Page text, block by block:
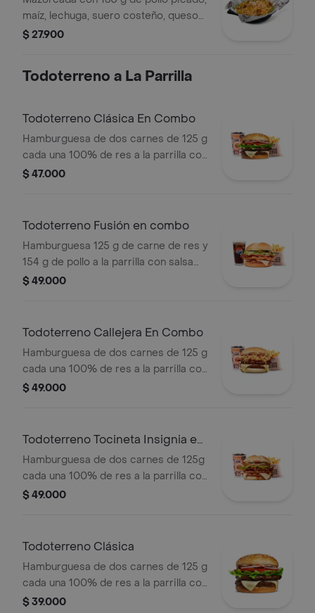
maíz, lechuga, suero costeño, queso
costeño, salsa BBQ, salsa Corral,
$ 27.900
Todoterreno a La Parrilla
Todoterreno Clásica En Combo
Hamburguesa de dos carnes de 125 g
cada una 100% de res a la parrilla con
salsa bbq, queso mozzarella, lechuga,
$ 47.000
Todoterreno Fusión en combo
Hamburguesa 125 g de carne de res y
154 g de pollo a la parrilla con salsa
BBQ, tocineta, queso mozzarella,
medianas (Corral o cascos) + bebida
$ 49.000
Todoterreno Callejera En Combo
Hamburguesa de dos carnes de 125 g
cada una 100% de res a la parrilla con
salsa bbq, tocineta, queso mozzarella,
$ 49.000
Todoterreno Tocineta Insignia en
combo
Hamburguesa de dos carnes de 125g
cada una 100% de res a la parrilla con
salsa BBQ, tocineta, queso
tomate y mostaza en pan papa +
$ 49.000
Todoterreno Clásica
Hamburguesa de dos carnes de 125 g
cada una 100% de res a la parrilla con
salsa bbq, queso mozzarella, lechuga,
$ 39.000